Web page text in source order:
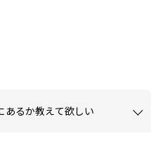
あるか教えて欲しい